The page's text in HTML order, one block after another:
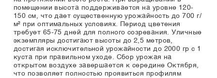
помещении высота поддерживается на уровне 120-
150 см, что дает существенную урожайность до 700 г/
м² при оптимальных условиях. Период цветения
требует 65-75 дней для полного созревания. Уличные
экземпляры достигают высоты до 2,5 метров,
достигая исключительной урожайности до 2000 гр с 1
куста при правильном уходе. Сбор урожая на
открытом воздухе завершается к середине Октября,
что позволяет полностью проявиться профилям